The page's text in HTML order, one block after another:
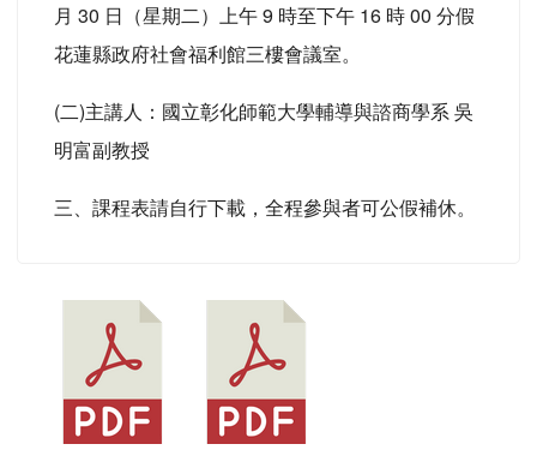
月 30 日（星期二）上午 9 時至下午 16 時 00 分假
花蓮縣政府社會福利館三樓會議室。
(二)主講人：國立彰化師範大學輔導與諮商學系 吳
明富副教授
三、課程表請自行下載，全程參與者可公假補休。